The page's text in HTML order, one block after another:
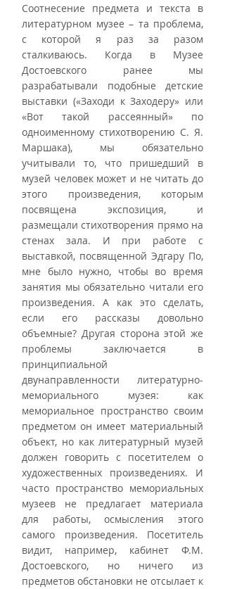
Соотнесение предмета и текста в
литературном музее – та проблема,
с которой я раз за разом
сталкиваюсь. Когда в Музее
Достоевского ранее мы
разрабатывали подобные детские
выставки («Заходи к Заходеру» или
«Вот такой рассеянный» по
одноименному стихотворению С. Я.
Маршака), мы обязательно
учитывали то, что пришедший в
музей человек может и не читать до
этого произведения, которым
посвящена экспозиция, и
размещали стихотворения прямо на
стенах зала. И при работе с
выставкой, посвященной Эдгару По,
мне было нужно, чтобы во время
занятия мы обязательно читали его
произведения. А как это сделать,
если его рассказы довольно
объемные? Другая сторона этой же
проблемы заключается в
принципиальной
двунаправленности литературно-
мемориального музея: как
мемориальное пространство своим
предметом он имеет материальный
объект, но как литературный музей
должен говорить с посетителем о
художественных произведениях. И
часто пространство мемориальных
музеев не предлагает материала
для работы, осмысления этого
самого произведения. Посетитель
видит, например, кабинет Ф.М.
Достоевского, но ничего из
предметов обстановки не отсылает к